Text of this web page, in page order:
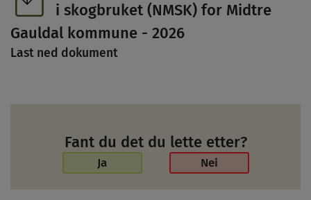
i skogbruket (NMSK) for Midtre
Gauldal kommune - 2026
Last ned dokument
Fant du det du lette etter?
Ja Nei